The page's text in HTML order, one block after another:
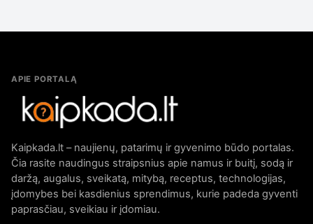
APIE PORTALĄ
Kaipkada.lt – naujienų, patarimų ir gyvenimo būdo portalas.
Čia rasite naudingus straipsnius apie namus ir buitį, sodą ir
daržą, augalus, sveikatą, mitybą, receptus, technologijas,
įdomybes bei kasdienius sprendimus, kurie padeda gyventi
paprasčiau, sveikiau ir įdomiau.